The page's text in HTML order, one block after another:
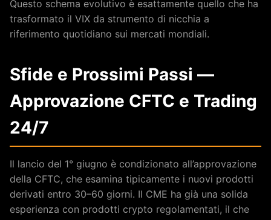
Questo schema evolutivo è esattamente quello che ha
trasformato il VIX da strumento di nicchia a
riferimento quotidiano sui mercati mondiali.
Sfide e Prossimi Passi —
Approvazione CFTC e Trading
24/7
Il lancio del 1° giugno è condizionato all’approvazione
della CFTC, che esamina tipicamente i nuovi prodotti
derivati entro 30–60 giorni. Il CME ha già una solida
esperienza con prodotti crypto regolamentati, il che